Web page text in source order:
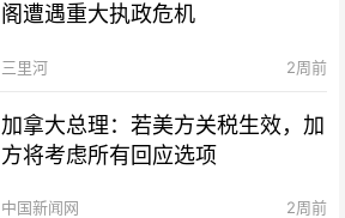
阁遭遇重大执政危机
三里河 2周前
加拿大总理：若美方关税生效，加
方将考虑所有回应选项
中国新闻网 2周前